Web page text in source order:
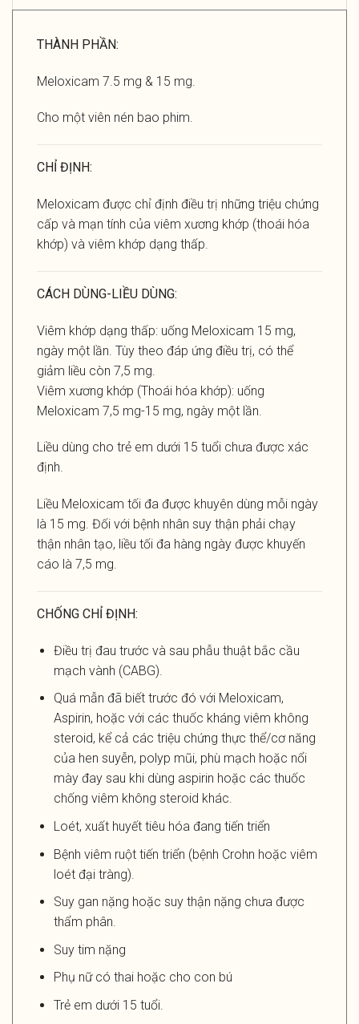
THÀNH PHẦN:
Meloxicam 7.5 mg & 15 mg.
Cho một viên nén bao phim.
CHỈ ĐỊNH:
Meloxicam được chỉ định điều trị những triệu chứng
cấp và mạn tính của viêm xương khớp (thoái hóa
khớp) và viêm khớp dạng thấp.
CÁCH DÙNG-LIỀU DÙNG:
Viêm khớp dạng thấp: uống Meloxicam 15 mg,
ngày một lần. Tùy theo đáp ứng điều trị, có thể
giảm liều còn 7,5 mg.
Viêm xương khớp (Thoái hóa khớp): uống
Meloxicam 7,5 mg-15 mg, ngày một lần.
Liều dùng cho trẻ em dưới 15 tuổi chưa được xác
định.
Liều Meloxicam tối đa được khuyên dùng mỗi ngày
là 15 mg. Đối với bệnh nhân suy thận phải chạy
thận nhân tạo, liều tối đa hàng ngày được khuyến
cáo là 7,5 mg.
CHỐNG CHỈ ĐỊNH:
Điều trị đau trước và sau phẫu thuật bắc cầu
mạch vành (CABG).
Quá mẫn đã biết trước đó với Meloxicam,
Aspirin, hoặc với các thuốc kháng viêm không
steroid, kể cả các triệu chứng thực thể/cơ năng
của hen suyễn, polyp mũi, phù mạch hoặc nổi
mày đay sau khi dùng aspirin hoặc các thuốc
chống viêm không steroid khác.
Loét, xuất huyết tiêu hóa đang tiến triển
Bệnh viêm ruột tiến triển (bệnh Crohn hoặc viêm
loét đại tràng).
Suy gan nặng hoặc suy thận nặng chưa được
thẩm phân.
Suy tim nặng
Phụ nữ có thai hoặc cho con bú
Trẻ em dưới 15 tuổi.